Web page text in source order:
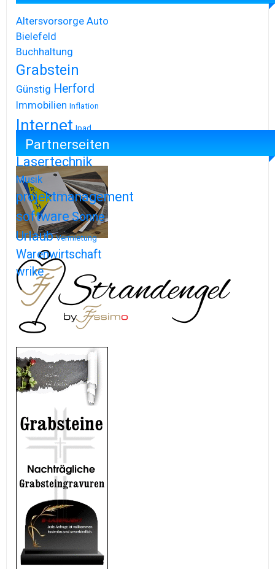
Altersvorsorge Auto
Bielefeld
Buchhaltung
Grabstein
Günstig Herford
Immobilien Inflation
Internet Ipad
Iphone
Lasertechnik
Musik
projektmanagement
softwareSonne
Urlaub Vermietung
Warenwirtschaft
wrike
Partnerseiten